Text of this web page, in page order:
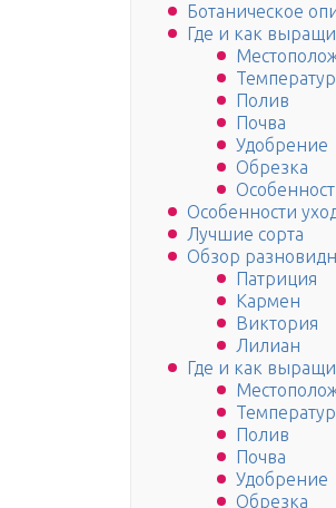
Ботаническое
Где и как
Полив
Почва
Удобрение
Обрезка
Особенности
Лучшие сорта
Обзор
Патриция
Кармен
Виктория
Лилиан
Где и как
Полив
Почва
Удобрение
Обрезка